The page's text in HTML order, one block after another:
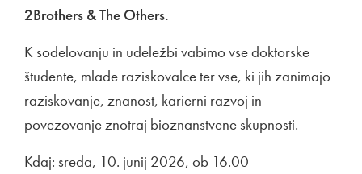
2Brothers & The Others.
K sodelovanju in udeležbi vabimo vse doktorske
študente, mlade raziskovalce ter vse, ki jih zanimajo
raziskovanje, znanost, karierni razvoj in
povezovanje znotraj bioznanstvene skupnosti.
Kdaj: sreda, 10. junij 2026, ob 16.00